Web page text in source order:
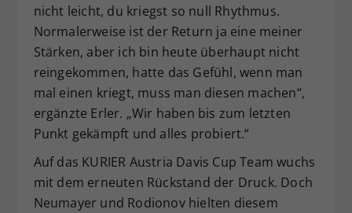
nicht leicht, du kriegst so null Rhythmus.
Normalerweise ist der Return ja eine meiner
Stärken, aber ich bin heute überhaupt nicht
reingekommen, hatte das Gefühl, wenn man
mal einen kriegt, muss man diesen machen“,
ergänzte Erler. „Wir haben bis zum letzten
Punkt gekämpft und alles probiert.“
Auf das KURIER Austria Davis Cup Team wuchs
mit dem erneuten Rückstand der Druck. Doch
Neumayer und Rodionov hielten diesem